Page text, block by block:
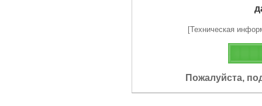
[Техническая
Пожалуйста,